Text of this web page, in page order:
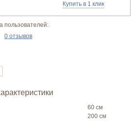
Купить в 1 клик
пользователей:
0 отзывов
60 см
200 см